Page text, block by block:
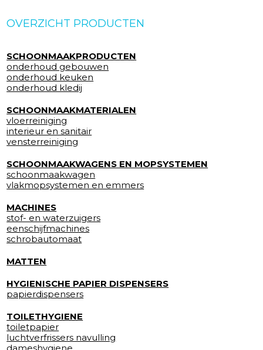
OVERZICHT PRODUCTEN
SCHOONMAAKPRODUCTEN
onderhoud gebouwen
onderhoud keuken
onderhoud kledij
SCHOONMAAKMATERIALEN
vloerreiniging
interieur en sanitair
vensterreiniging
SCHOONMAAKWAGENS EN MOPSYSTEMEN
schoonmaakwagen
vlakmopsystemen en emmers
MACHINES
stof- en waterzuigers
eenschijfmachines
schrobautomaat
MATTEN
HYGIENISCHE PAPIER DISPENSERS
papierdispensers
TOILETHYGIENE
toiletpapier
luchtverfrissers navulling